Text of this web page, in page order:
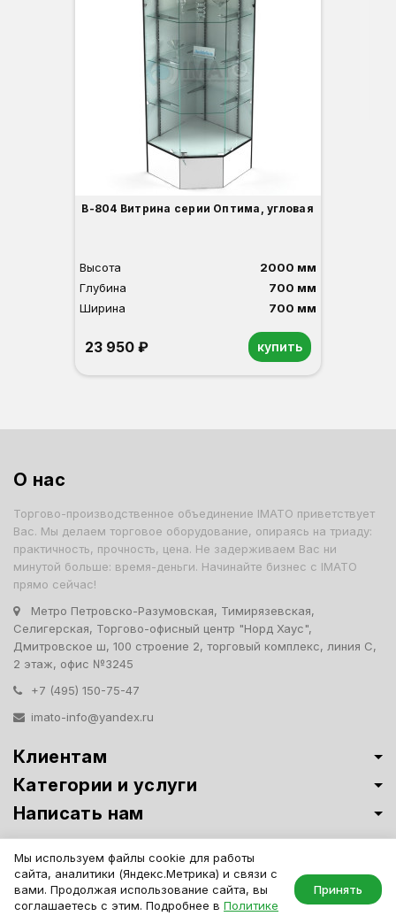
В-804 Витрина серии Оптима, угловая
Высота
2000 мм
Глубина
700 мм
Ширина
700 мм
23 950 ₽ купить
О нас
Торгово-производственное объединение IMATO приветствует
Вас. Мы делаем торговое оборудование, опираясь на триаду:
практичность, прочность, цена. Не задерживаем Вас ни
минутой больше: время-деньги. Начинайте бизнес с IMATO
прямо сейчас!
Метро Петровско-Разумовская, Тимирязевская,
Селигерская, Торгово-офисный центр "Норд Хаус",
Дмитровское ш, 100 строение 2, торговый комплекс, линия С,
2 этаж, офис №3245
+7 (495) 150-75-47
imato-info@yandex.ru
Клиентам
Категории и услуги
Написать нам
Витрины премиум-класса ИМАТО
Политика обработки персональных
данных
IMATO. Интернет Магазин Торговой И Офисной Мебели. ООО "ИМАТО",
ИНН 7717506114 КПП 771701001, ОГРН 1047796163799
Мы используем файлы cookie для работы
сайта, аналитики (Яндекс.Метрика) и связи с
вами. Продолжая использование сайта, вы
соглашаетесь с этим. Подробнее в Политике
Принять